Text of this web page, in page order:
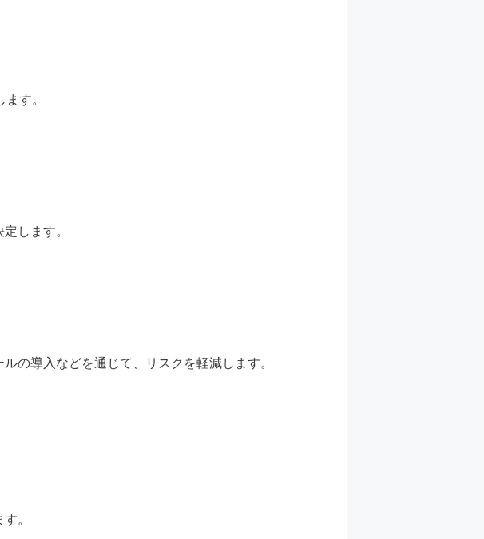
す。
します。
の導入などを通じて、リスクを軽減します。
。